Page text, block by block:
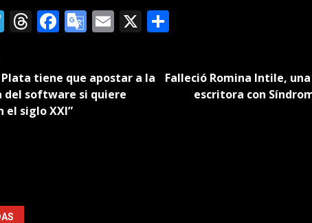
Telegram
Threads
Facebook
Google
Email
X Compartir
tiene que apostar a la
del software si quiere
el siglo XXI”
Falleció Romina Intile,
escritora con